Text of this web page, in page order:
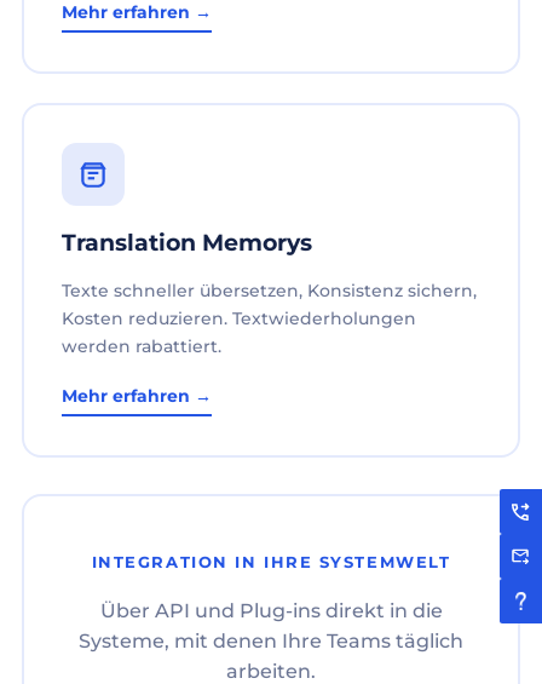
Mehr erfahren →
Translation Memorys
Texte schneller übersetzen, Konsistenz sichern,
Kosten reduzieren. Textwiederholungen
werden rabattiert.
Mehr erfahren →
INTEGRATION IN IHRE SYSTEMWELT
Über API und Plug-ins direkt in die
Systeme, mit denen Ihre Teams täglich
arbeiten.